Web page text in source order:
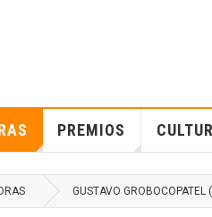
PREMIOS
GUSTAVO GROBOCOPATEL